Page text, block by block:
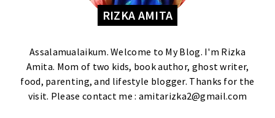
RIZKA AMITA
Assalamualaikum. Welcome to My Blog. I'm Rizka
Amita. Mom of two kids, book author, ghost writer,
food, parenting, and lifestyle blogger. Thanks for the
visit. Please contact me : amitarizka2@gmail.com